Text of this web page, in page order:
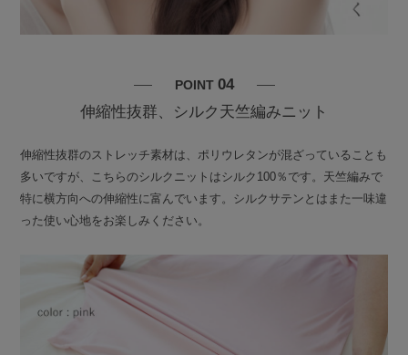
POINT 04
伸縮性抜群、シルク天竺編みニット
伸縮性抜群のストレッチ素材は、ポリウレタンが混ざっていることも
多いですが、こちらのシルクニットはシルク100％です。天竺編みで
特に横方向への伸縮性に富んでいます。シルクサテンとはまた一味違
った使い心地をお楽しみください。